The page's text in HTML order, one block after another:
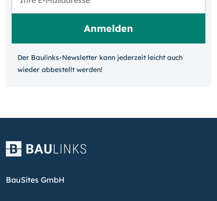
Der Baulinks-Newsletter kann jeder­zeit leicht auch
wieder ab­bestellt werden!
BauSites GmbH